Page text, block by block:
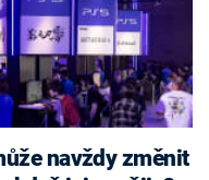
navždy změnit